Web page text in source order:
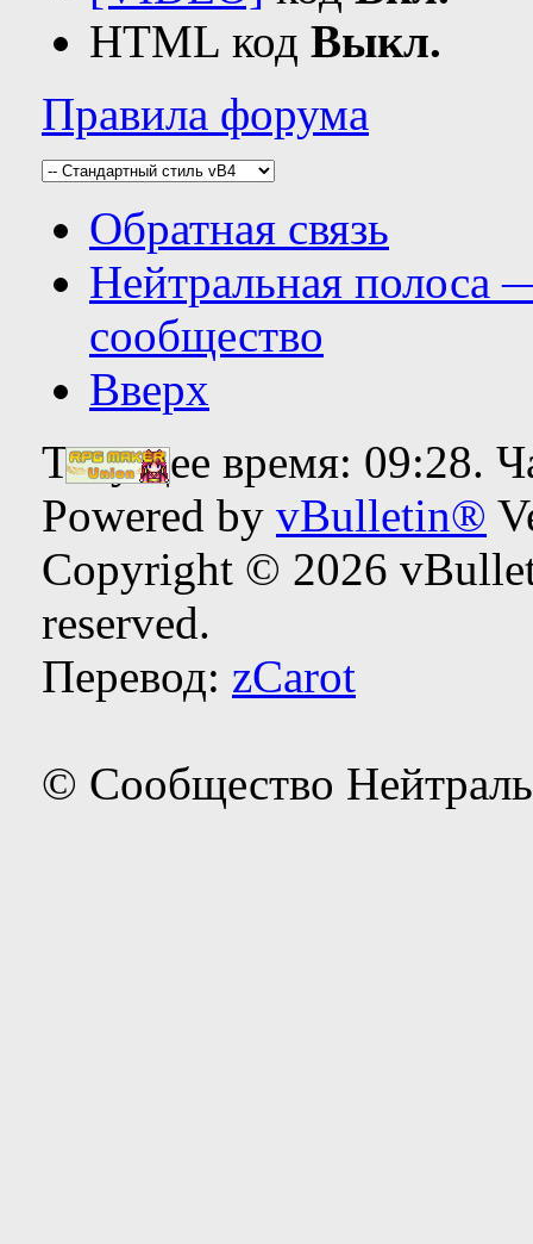
HTML код Выкл.
Правила форума
Обратная связь
Нейтральная полоса
сообщество
Вверх
Текущее время: 09:28.
Powered by vBulletin®
Copyright © 2026
reserved.
Перевод: zCarot
© Сообщество